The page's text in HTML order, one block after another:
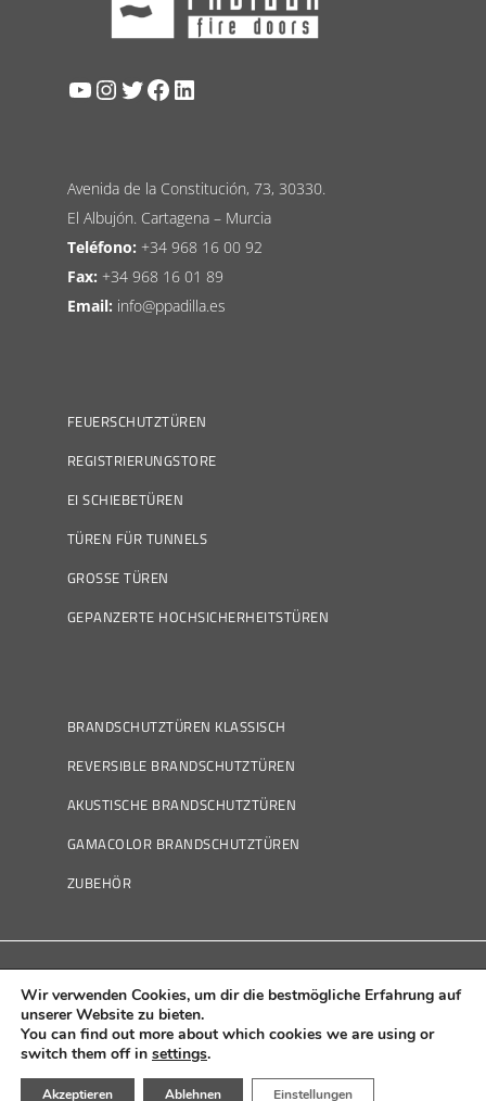
YouTube
Instagram
Twitter
Facebook
LinkedIn
Avenida de la Constitución, 73, 30330.
El Albujón. Cartagena – Murcia
Teléfono: +34 968 16 00 92
Fax: +34 968 16 01 89
Email: info@ppadilla.es
FEUERSCHUTZTÜREN
REGISTRIERUNGSTORE
EI SCHIEBETÜREN
TÜREN FÜR TUNNELS
GROSSE TÜREN
GEPANZERTE HOCHSICHERHEITSTÜREN
BRANDSCHUTZTÜREN KLASSISCH
REVERSIBLE BRANDSCHUTZTÜREN
AKUSTISCHE BRANDSCHUTZTÜREN
GAMACOLOR BRANDSCHUTZTÜREN
ZUBEHÖR
Política de Cookies |Política de Privacidad|Aviso
Legal|Canal Ético
Wir verwenden Cookies, um dir die bestmögliche Erfahrung auf
unserer Website zu bieten.
You can find out more about which cookies we are using or
switch them off in settings.
Akzeptieren Ablehnen Einstellungen